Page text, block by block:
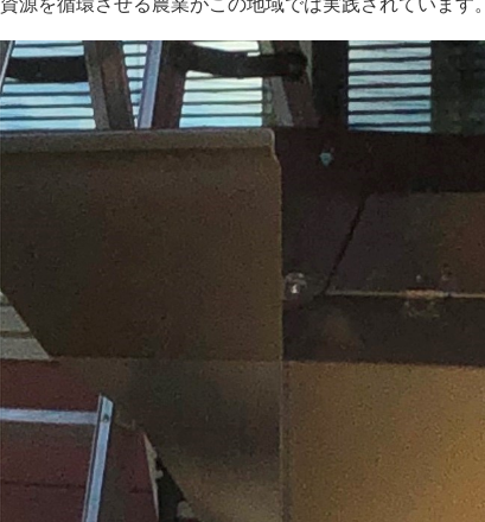
資源を循環させる農業がこの地域では実践されています。